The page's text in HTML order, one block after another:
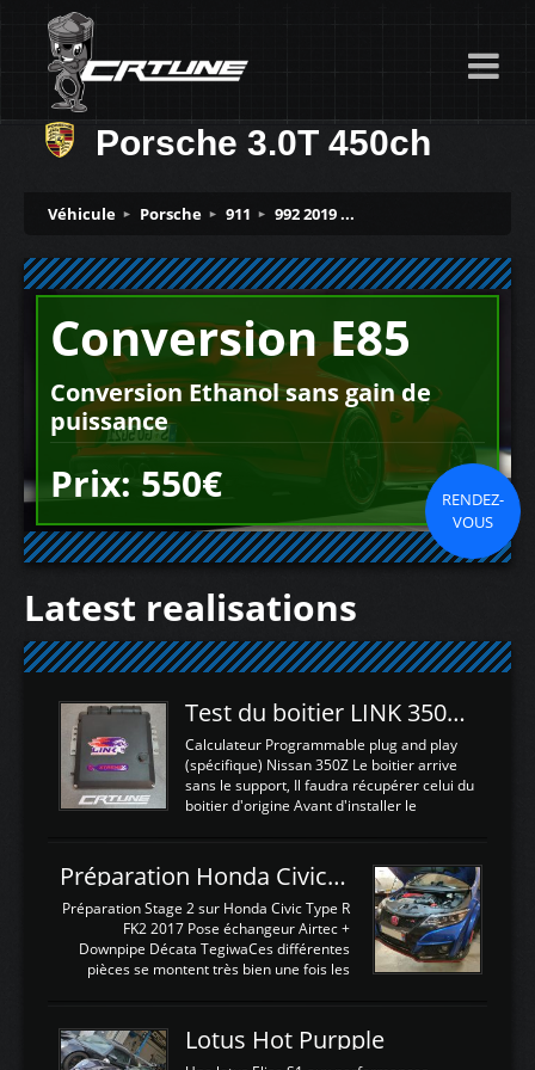
Porsche 3.0T 450ch
Véhicule Porsche 911 992 2019 ...
Conversion E85
Conversion Ethanol sans gain de
puissance
Prix: 550€
RENDEZ-
VOUS
Latest realisations
Test du boitier LINK 350Z Plugin ECU
Calculateur Programmable plug and play
(spécifique) Nissan 350Z Le boitier arrive
sans le support, Il faudra récupérer celui du
boitier d'origine Avant d'installer le
d'envoyer l'information de la large bande
dans le boitier. sydney sweeney deepfake
La sortie 0-5V de l'afr sera connectée sur
l'entrée AN Volt 8 et GndAN pour
Analogique, et Volt car l'information est une
tension (Pas une résistance variable d'un
est temps de brancher le ...
Préparation Honda Civic Type R FK2
Préparation Stage 2 sur Honda Civic Type R
FK2 2017 Pose échangeur Airtec +
Downpipe Décata TegiwaCes différentes
pièces se montent très bien une fois les
légere découpe du plastique inferieur,
negénant en rien la structure ou le
Lotus Hot Purpple